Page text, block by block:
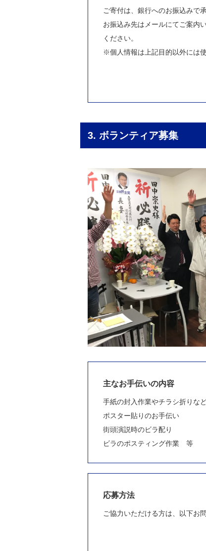
ご寄付は、銀行へのお振込みで
お振込み先はメールにてご案内
ください。
※個人情報は上記目的以外には
3. ボランティア募集
主なお手伝いの内容
手紙の封入作業やチラシ折りな
ポスター貼りのお手伝い
街頭演説時のビラ配り
ビラのポスティング作業 等
応募方法
ご協力いただける方は、以下お